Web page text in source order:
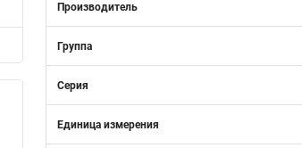
Производитель
Группа
Серия
Единица измерения